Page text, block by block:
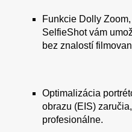
Funkcie Dolly
SelfieShot vám
bez znalostí
Optimalizácia
obrazu (EIS)
profesionálne.